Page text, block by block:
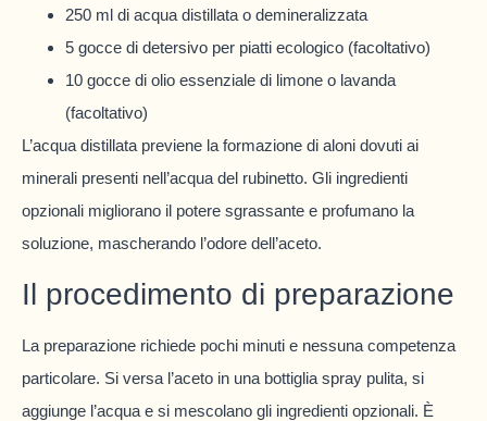
250 ml di acqua distillata o demineralizzata
5 gocce di detersivo per piatti ecologico (facoltativo)
10 gocce di olio essenziale di limone o lavanda
(facoltativo)
L’acqua distillata previene la formazione di aloni dovuti ai
minerali presenti nell’acqua del rubinetto. Gli ingredienti
opzionali migliorano il potere sgrassante e profumano la
soluzione, mascherando l’odore dell’aceto.
Il procedimento di preparazione
La preparazione richiede pochi minuti e nessuna competenza
particolare. Si versa l’aceto in una bottiglia spray pulita, si
aggiunge l’acqua e si mescolano gli ingredienti opzionali. È